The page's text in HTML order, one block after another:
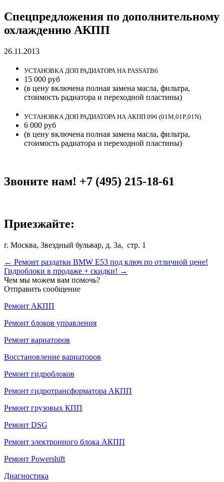
Спецпредложения по дополнительному
охлаждению АКПП
26.11.2013
УСТАНОВКА ДОП РАДИАТОРА НАPASSATB6
15 000 руб
(в цену включена полная замена масла, фильтра,
стоимость радиатора и переходной пластины)
УСТАНОВКА ДОП РАДИАТОРА НА АКПП 096 (01M,01P,01N)
6 000 руб
(в цену включена полная замена масла, фильтра,
стоимость радиатора и переходной пластины)
Звоните нам! +7 (495) 215-18-61
Приезжайте:
г. Москва, Звездный бульвар, д. 3а, стр. 1
← Ремонт раздатки BMW Е53 под ключ по отличной цене!
Гидроблоки в продаже + скидки! →
Чем мы можем вам помочь?
Отправить сообщение
Ремонт АКПП
Ремонт блоков управления
Ремонт вариаторов
Восстановление вариаторов
Ремонт гидроблоков
Ремонт гидротрансформатора АКПП
Ремонт грузовых КПП
Ремонт DSG
Ремонт электронного блока АКПП
Ремонт Powershift
Диагностика